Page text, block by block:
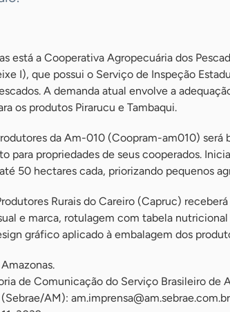
está a Cooperativa Agropecuária dos
I), que possui o Serviço de Inspeção
A demanda atual envolve a
os produtos Pirarucu e Tambaqui.
da Am-010 (Coopram-am010) será
para propriedades de seus cooperados.
50 hectares cada, priorizando pequenos
Rurais do Careiro (Capruc)
e marca, rotulagem com tabela nutricional
gráfico aplicado à embalagem dos
de Comunicação do Serviço Brasileiro de
(Sebrae/AM): am.imprensa@am.sebrae.com.br